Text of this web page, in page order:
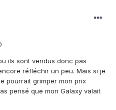
ils sont vendus donc pas
réfléchir un peu. Mais si je
pourrait grimper mon prix
pensé que mon Galaxy valait